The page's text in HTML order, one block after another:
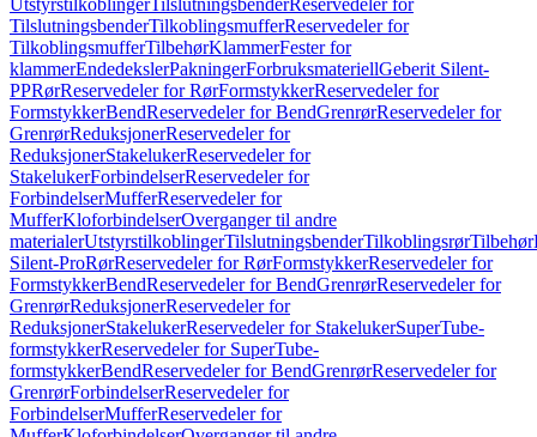
UtstyrstilkoblingerTilslutningsbenderReservedeler for
TilslutningsbenderTilkoblingsmufferReservedeler for
TilkoblingsmufferTilbehørKlammerFester for
klammerEndedekslerPakningerForbruksmateriellGeberit Silent-
PPRørReservedeler for RørFormstykkerReservedeler for
FormstykkerBendReservedeler for BendGrenrørReservedeler for
GrenrørReduksjonerReservedeler for
ReduksjonerStakelukerReservedeler for
StakelukerForbindelserReservedeler for
ForbindelserMufferReservedeler for
MufferKloforbindelserOverganger til andre
materialerUtstyrstilkoblingerTilslutningsbenderTilkoblingsrørTilbehør
Silent-ProRørReservedeler for RørFormstykkerReservedeler for
FormstykkerBendReservedeler for BendGrenrørReservedeler for
GrenrørReduksjonerReservedeler for
ReduksjonerStakelukerReservedeler for StakelukerSuperTube-
formstykkerReservedeler for SuperTube-
formstykkerBendReservedeler for BendGrenrørReservedeler for
GrenrørForbindelserReservedeler for
ForbindelserMufferReservedeler for